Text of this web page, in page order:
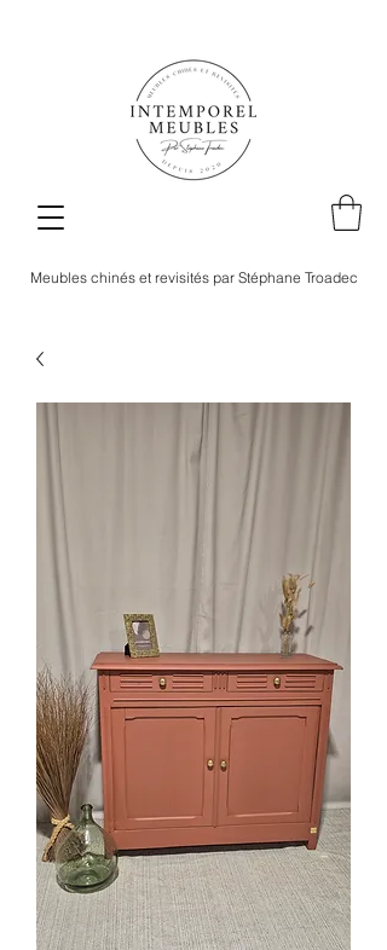
Meubles chinés et revisités par Stéphane Troadec